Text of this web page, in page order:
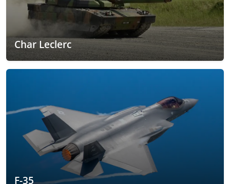
Char Leclerc
F-35